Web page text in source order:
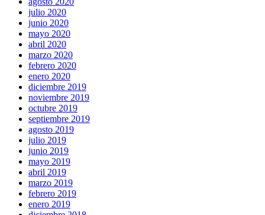
julio 2020
junio 2020
mayo 2020
abril 2020
marzo 2020
febrero 2020
enero 2020
diciembre 2019
noviembre 2019
octubre 2019
septiembre 2019
agosto 2019
julio 2019
junio 2019
mayo 2019
abril 2019
marzo 2019
febrero 2019
enero 2019